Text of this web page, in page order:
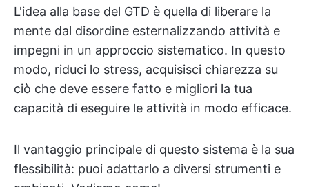
L'idea alla base del GTD è quella di liberare la
mente dal disordine esternalizzando attività e
impegni in un approccio sistematico. In questo
modo, riduci lo stress, acquisisci chiarezza su
ciò che deve essere fatto e migliori la tua
capacità di eseguire le attività in modo efficace.
Il vantaggio principale di questo sistema è la sua
flessibilità: puoi adattarlo a diversi strumenti e